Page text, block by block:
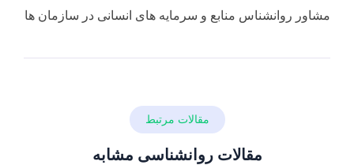
مشاور روانشناس منابع و سرمایه های انسانی در سازمان ها
مقالات مرتبط
مقالات روانشناسی مشابه